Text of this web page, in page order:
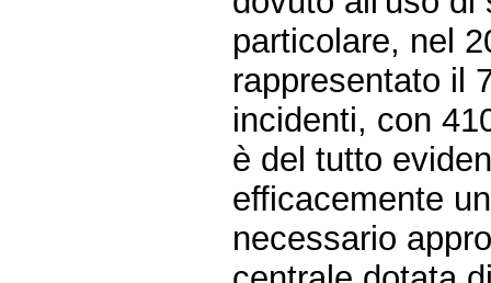
particolare, nel
rappresentato il
incidenti, con
è del tutto
efficacemente
necessario